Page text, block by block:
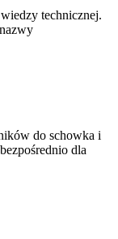
technicznej.
do schowka i
dla